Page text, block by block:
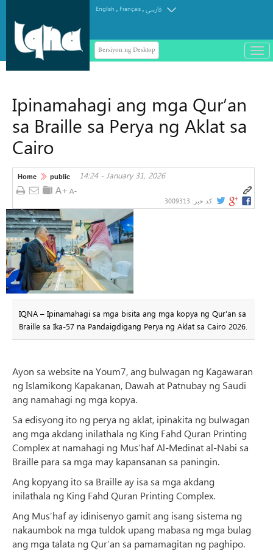
English . Français.فارسی
Bersiyon ng Desktop
باز
و
Ipinamahagi ang mga Qur’an
sa Braille sa Perya ng Aklat sa
Cairo
Home public 14:24 - January 31, 2026
کد خبر: 3009313
IQNA – Ipinamahagi sa mga bisita ang mga kopya ng Qur’an sa
Braille sa Ika-57 na Pandaigdigang Perya ng Aklat sa Cairo 2026.
Ayon sa website na Youm7, ang bulwagan ng Kagawaran
ng Islamikong Kapakanan, Dawah at Patnubay ng Saudi
ang namahagi ng mga kopya.
Sa edisyong ito ng perya ng aklat, ipinakita ng bulwagan
ang mga akdang inilathala ng King Fahd Quran Printing
Complex at namahagi ng Mus’haf Al-Medinat al-Nabi sa
Braille para sa mga may kapansanan sa paningin.
Ang kopyang ito sa Braille ay isa sa mga akdang
inilathala ng King Fahd Quran Printing Complex.
Ang Mus’haf ay idinisenyo gamit ang isang sistema ng
nakaumbok na mga tuldok upang mabasa ng mga bulag
ang mga talata ng Qur’an sa pamamagitan ng paghipo.